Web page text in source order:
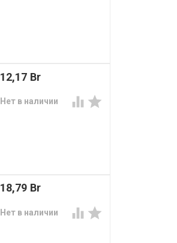
12,17 Br
Нет в наличии  
18,79 Br
Нет в наличии  